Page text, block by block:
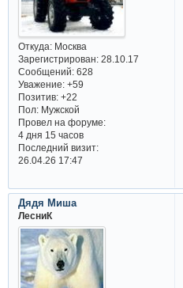
Откуда:Москва
Зарегистрирован: 28.10.17
Сообщений:628
Уважение: +59
Позитив: +22
Пол:Мужской
Провел на форуме:
4 дня 15 часов
Последний визит:
26.04.26 17:47
Дядя Миша
ЛесниК